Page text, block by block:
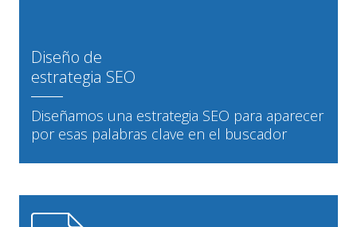
Diseño de
estrategia SEO
Diseñamos una estrategia SEO para aparecer
por esas palabras clave en el buscador